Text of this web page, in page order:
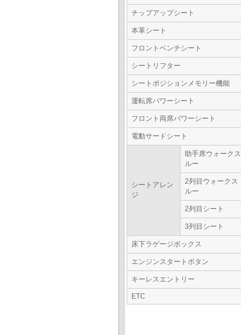
チップアップシート
本革シート
フロントベンチシート
シートリフター
シートポジションメモリー機能
運転席パワーシート
フロント両席パワーシート
電動サードシート
シートアレン
ジ
助手席ウォークス
ルー
2列目ウォークス
ルー
2列目シート
3列目シート
床下ラゲージボックス
エンジンスタートボタン
キーレスエントリー
ETC